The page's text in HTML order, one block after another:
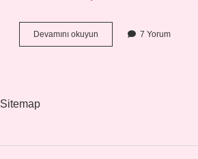
Devamını okuyun Kıssadan
Hisse
7 Yorum
Sitemap